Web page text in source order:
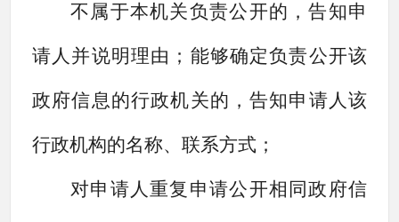
不属于本机关负责公开的，告知申
请人并说明理由；能够确定负责公开该
政府信息的行政机关的，告知申请人该
行政机构的名称、联系方式；
对申请人重复申请公开相同政府信